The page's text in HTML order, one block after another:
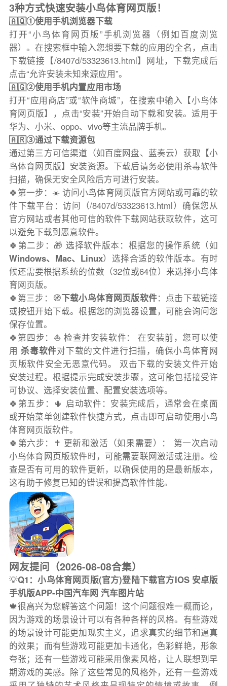
3种方式快速安装小鸟体育网页版！
🇦🇶①使用手机浏览器下载
打开“小鸟体育网页版”手机浏览器（例如百度浏览
器）。在搜索框中输入您想要下载的应用的全名，点击
下载链接【/8407d/53323613.html】网址，下载完成后
点击“允许安装未知来源应用”。
🇦🇬②使用手机内置应用市场
打开“应用商店”或“软件商城”，在搜索中输入【小鸟体
育网页版】，点击“安装”开始自动下载和安装。适用于
华为、小米、oppo、vivo等主流品牌手机。
🇦🇷③通过下载资源包
通过第三方可信渠道（如百度网盘、蓝奏云）获取【小
鸟体育网页版】安装资源。下载后请务必使用杀毒软件
扫描，确保无安全风险后方可进行安装。
🍀第一步：☀️ 访问小鸟体育网页版官方网站或可靠的软
件下载平台：访问（/8407d/53323613.html）确保您从
官方网站或者其他可信的软件下载网站获取软件，这可
以避免下载到恶意软件。
🍀第二步：🎁 选择软件版本：根据您的操作系统（如
Windows、Mac、Linux）选择合适的软件版本。有时
候还需要根据系统的位数（32位或64位）来选择小鸟体
育网页版。
🍀第三步：🧭下载小鸟体育网页版软件：点击下载链接
或按钮开始下载。根据您的浏览器设置，可能会询问您
保存位置。
🍀第四步：⛵️ 检查并安装软件： 在安装前，您可以使
用杀毒软件对下载的文件进行扫描，确保小鸟体育网
页版软件安全无恶意代码。 双击下载的安装文件开始
安装过程。根据提示完成安装步骤，这可能包括接受许
可协议、选择安装位置、配置安装选项等。
🍀第五步：🌵 启动软件：安装完成后，通常会在桌面
或开始菜单创建软件快捷方式，点击即可启动使用小鸟
体育网页版软件。
🍀第六步：✝️ 更新和激活（如果需要）： 第一次启动
小鸟体育网页版软件时，可能需要联网激活或注册。检
查是否有可用的软件更新，以确保使用的是最新版本，
这有助于修复已知的错误和提高软件性能。
网友提问（2026-08-08合集）
💡Q1：小鸟体育网页版(官方)登陆下载官方IOS 安卓版
手机版APP-中国汽车网 汽车图片站
🍁很高兴为您解答这个问题！这个问题很难一概而论，
因为游戏的场景设计可以有各种各样的风格。有些游戏
的场景设计可能更加现实主义，追求真实的细节和逼真
的效果；而有些游戏可能更加卡通化，色彩鲜艳，形象
夸张；还有一些游戏可能采用像素风格，让人联想到早
期游戏的美感。除了这些常见的风格外，还有一些游戏